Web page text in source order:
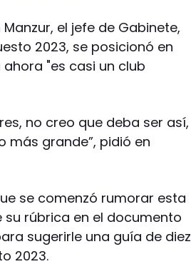
el jefe de Gabinete,
2023, se posicionó en
"es casi un club
no creo que deba ser así,
más grande”, pidió en
se comenzó rumorar esta
rúbrica en el documento
sugerirle una guía de diez
2023.